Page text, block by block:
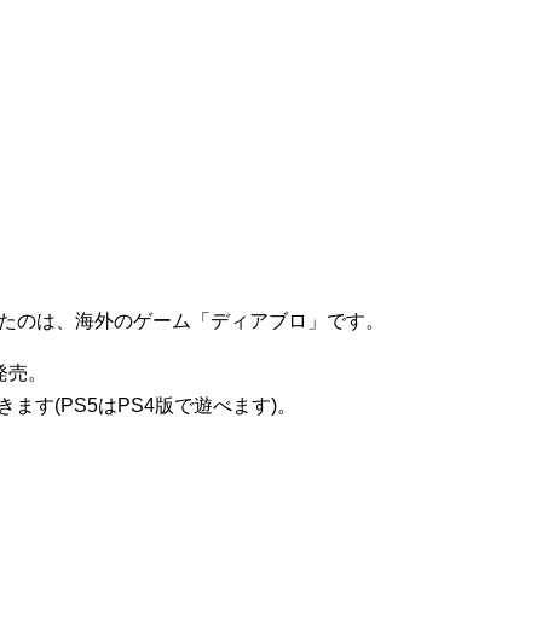
のは、海外のゲーム「ディアブロ」です。
。
ます(PS5はPS4版で遊べます)。